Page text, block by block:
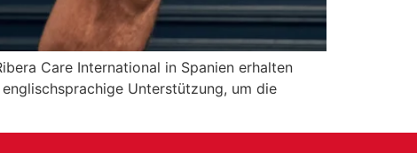
Care International in Spanien erhalten
Unterstützung, um die